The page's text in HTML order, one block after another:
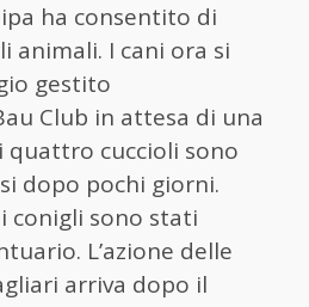
ha consentito di
animali. I cani ora si
gestito
Club in attesa di una
quattro cuccioli sono
dopo pochi giorni.
conigli sono stati
L’azione delle
arriva dopo il